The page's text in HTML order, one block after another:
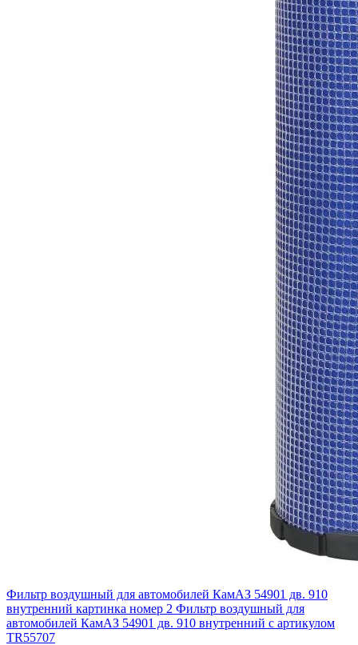
Фильтр воздушный для автомобилей КамАЗ 54901 дв. 910
внутренний картинка номер 2 Фильтр воздушный для
автомобилей КамАЗ 54901 дв. 910 внутренний с артикулом
TR55707